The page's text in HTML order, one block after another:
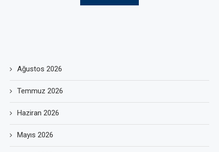
Ağustos 2026
Temmuz 2026
Haziran 2026
Mayıs 2026